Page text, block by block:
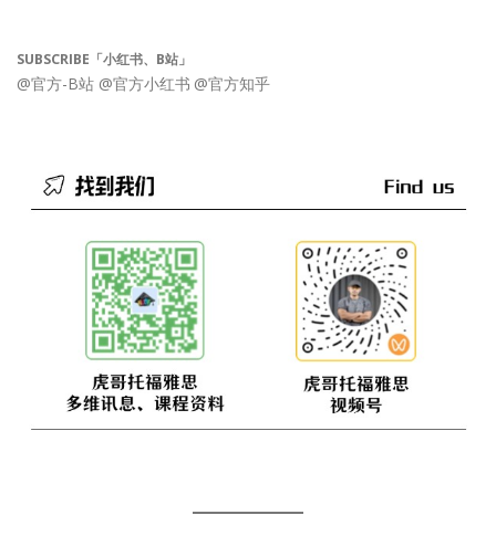
SUBSCRIBE「小红书、B站」
@官方-B站 @官方小红书 @官方知乎